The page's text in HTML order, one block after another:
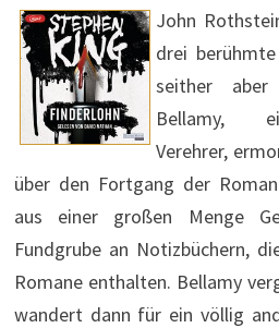
John
drei
seither
Bellamy,
Verehrer,
über den Fortgang der
aus einer großen Menge
Fundgrube an Notizbüchern,
Romane enthalten. Bellamy
wandert dann für ein völlig